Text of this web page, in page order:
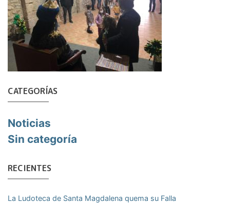
CATEGORÍAS
Noticias
Sin categoría
RECIENTES
La Ludoteca de Santa Magdalena quema su Falla